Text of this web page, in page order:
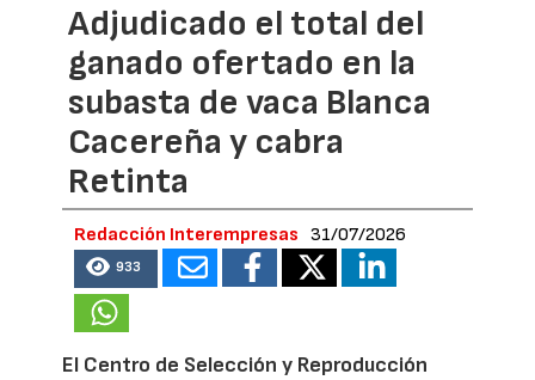
Adjudicado el total del
ganado ofertado en la
subasta de vaca Blanca
Cacereña y cabra
Retinta
Redacción Interempresas 31/07/2026
933
El Centro de Selección y Reproducción